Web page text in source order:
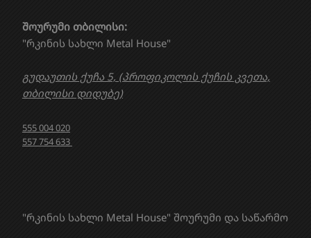
"რკინის სახლი Metal House" შოურუმი და საწარმო
შოურუმი თბილისი:
"რკინის სახლი Metal House"
გუდაუთის ქუჩა 5, (პროფიკოლის ქუჩის კვეთა,
თბილისი დიდუბე)
555 004 020
557 754 633